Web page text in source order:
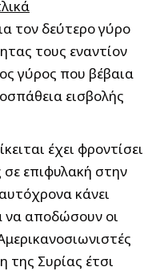
τον δεύτερο γύρο
τους εναντίον
γύρος που βέβαια
εισβολής
έχει φροντίσει
σε επιφυλακή στην
κάνει
να αποδώσουν οι
της Συρίας έτσι